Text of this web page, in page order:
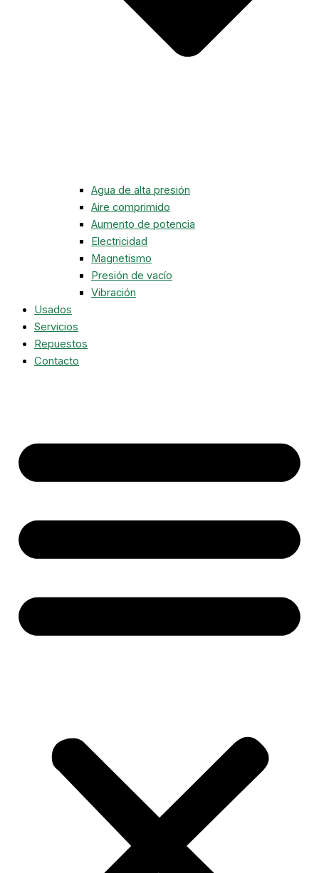
Agua de alta presión
Aire comprimido
Aumento de potencia
Electricidad
Magnetismo
Presión de vacío
Vibración
Usados
Servicios
Repuestos
Contacto